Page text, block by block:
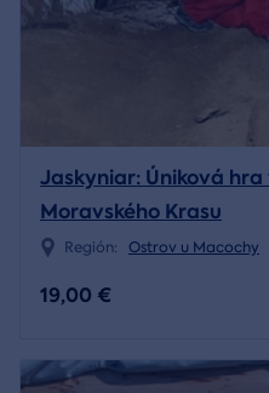
Jaskyniar: Úniková
Moravského Krasu
Región: Ostrov u Macochy
19,00 €